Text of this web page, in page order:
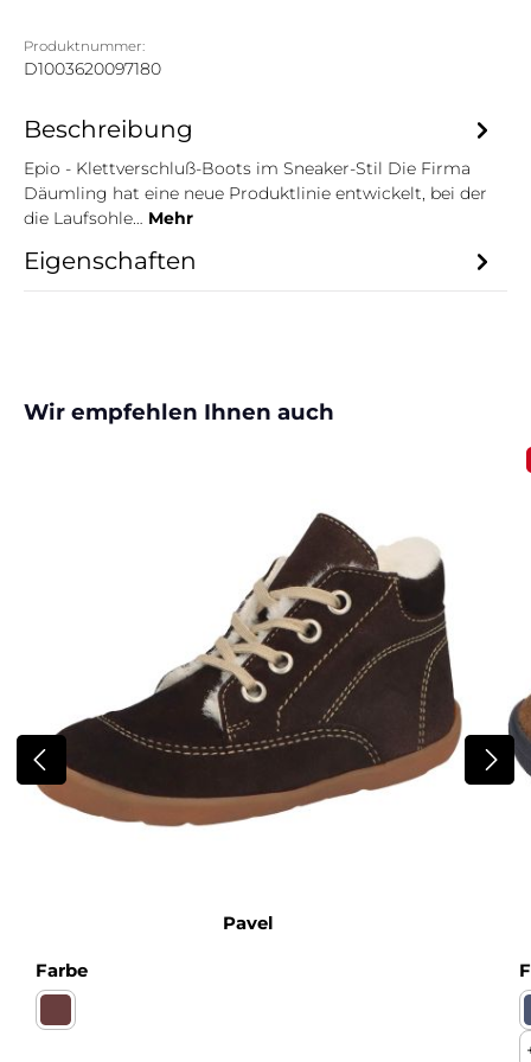
Produktnummer:
D1003620097180
Beschreibung
Epio - Klettverschluß-Boots im Sneaker-Stil Die Firma
Däumling hat eine neue Produktlinie entwickelt, bei der
die Laufsohle… Mehr
Eigenschaften
Produktgalerie überspringen
Wir empfehlen Ihnen auch
Pavel
Farbeauswählen
Milano espresso Warmfutter